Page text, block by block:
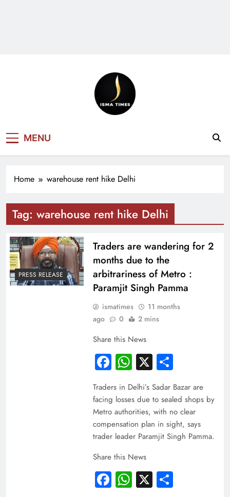
NEWS
MENU
Home warehouse rent hike Delhi
Tag: warehouse rent hike Delhi
PRESS RELEASE
Traders are wandering for 2
months due to the
arbitrariness of Metro :
Paramjit Singh Pamma
ismatimes
11 months
ago
0 2 mins
Share this News
Facebook
WhatsApp
X Share
Traders in Delhi’s Sadar Bazar are
facing losses due to sealed shops by
Metro authorities, with no clear
compensation plan in sight, says
trader leader Paramjit Singh Pamma.
Share this News
Facebook
WhatsApp
X Share